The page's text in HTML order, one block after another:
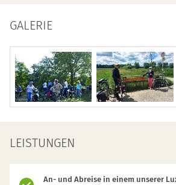
GALERIE
LEISTUNGEN
An- und Abreise in einem unserer